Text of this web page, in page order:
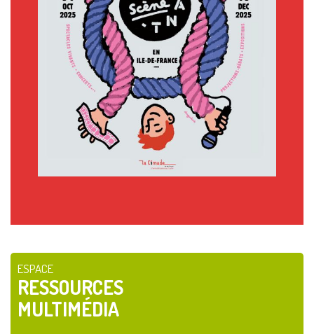
ESPACE
RESSOURCES
MULTIMÉDIA